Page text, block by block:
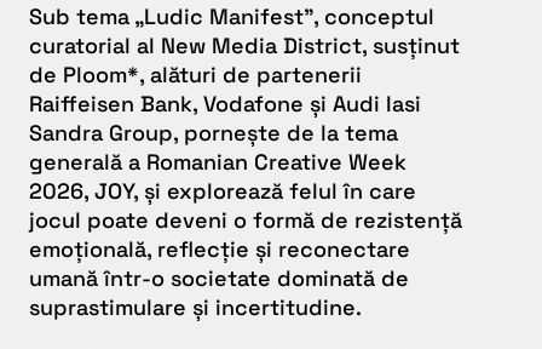
Sub tema „Ludic Manifest”, conceptul
curatorial al New Media District, susținut
de Ploom*, alături de partenerii
Raiffeisen Bank, Vodafone și Audi Iasi
Sandra Group, pornește de la tema
generală a Romanian Creative Week
2026, JOY, și explorează felul în care
jocul poate deveni o formă de rezistență
emoțională, reflecție și reconectare
umană într-o societate dominată de
suprastimulare și incertitudine.